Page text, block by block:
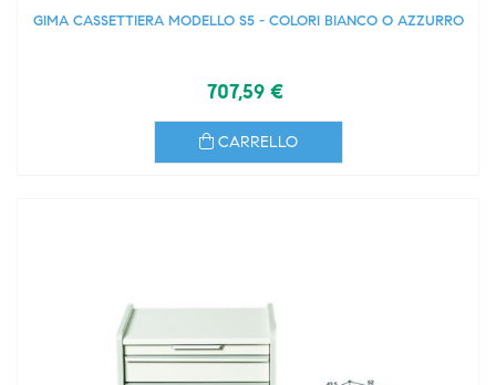
GIMA CASSETTIERA MODELLO S5 - COLORI BIANCO O AZZURRO
707,59 €
CARRELLO